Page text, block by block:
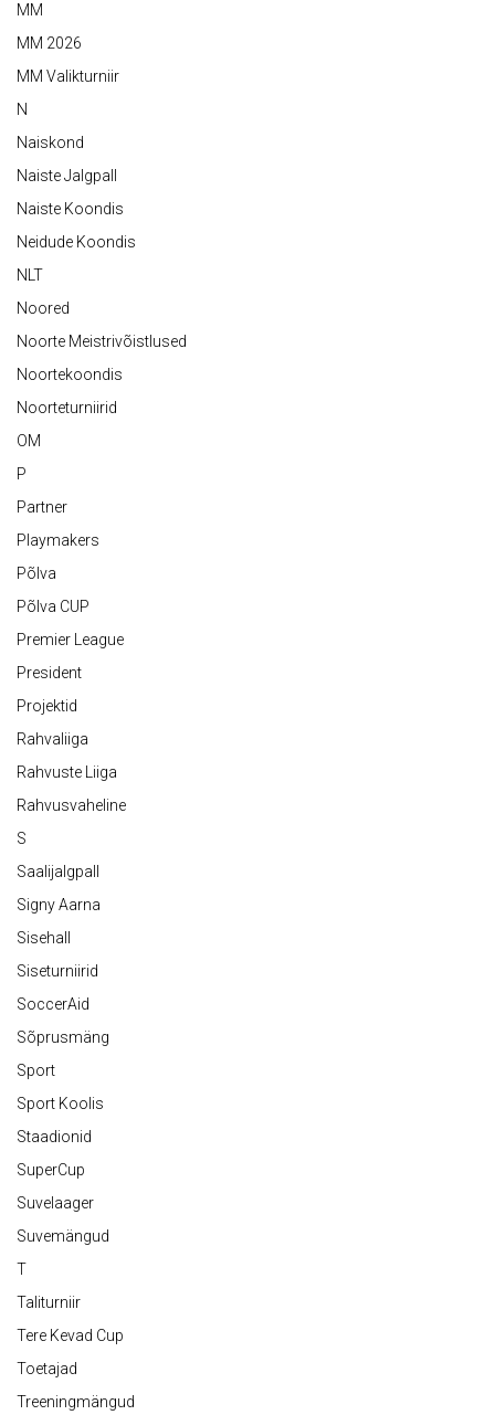
MM
MM 2026
MM Valikturniir
N
Naiskond
Naiste Jalgpall
Naiste Koondis
Neidude Koondis
NLT
Noored
Noorte Meistrivõistlused
Noortekoondis
Noorteturniirid
OM
P
Partner
Playmakers
Põlva
Põlva CUP
Premier League
President
Projektid
Rahvaliiga
Rahvuste Liiga
Rahvusvaheline
S
Saalijalgpall
Signy Aarna
Sisehall
Siseturniirid
SoccerAid
Sõprusmäng
Sport
Sport Koolis
Staadionid
SuperCup
Suvelaager
Suvemängud
T
Taliturniir
Tere Kevad Cup
Toetajad
Treeningmängud